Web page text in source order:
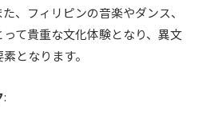
、フィリピンの音楽やダンス、
て貴重な文化体験となり、異文
となります。
: